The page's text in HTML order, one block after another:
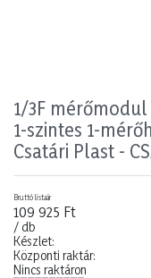
1/3F
1-szintes 1-
Csatári Plast -
Bruttó listaár
109 925 Ft
/ db
Készlet:
Központi raktár:
Nincs raktáron